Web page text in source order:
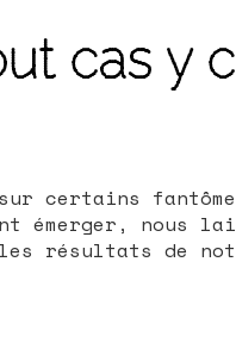
cas y
certains
émerger, nous
les résultats de